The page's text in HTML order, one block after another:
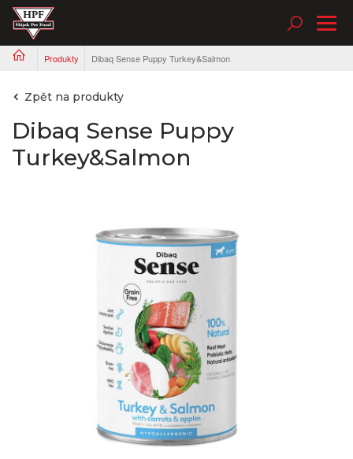
Produkty Dibaq Sense Puppy Turkey&Salmon
Zpět na produkty
Dibaq Sense Puppy
Turkey&Salmon